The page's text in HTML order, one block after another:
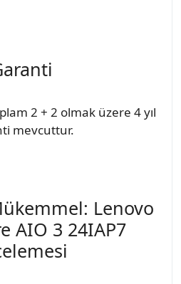
2 + 2 olmak üzere 4 yıl
mevcuttur.
Lenovo
AIO 3 24IAP7